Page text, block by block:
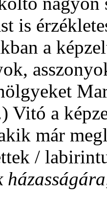
is
a
Vitó a
már
/